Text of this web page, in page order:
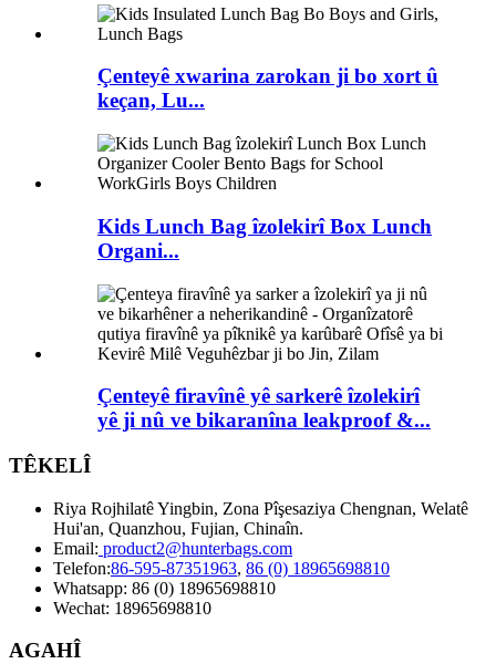
Çenteyê xwarina zarokan ji bo xort û
keçan, Lu...
Kids Lunch Bag îzolekirî Box Lunch
Organi...
Çenteyê firavînê yê sarkerê îzolekirî
yê ji nû ve bikaranîna leakproof &...
TÊKELÎ
Riya Rojhilatê Yingbin, Zona Pîşesaziya Chengnan, Welatê
Hui'an, Quanzhou, Fujian, Chinaîn.
Email: product2@hunterbags.com
Telefon:86-595-87351963, 86 (0) 18965698810
Whatsapp: 86 (0) 18965698810
Wechat: 18965698810
AGAHÎ